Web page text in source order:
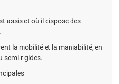
assis et où il dispose des
la mobilité et la maniabilité, en
semi-rigides.